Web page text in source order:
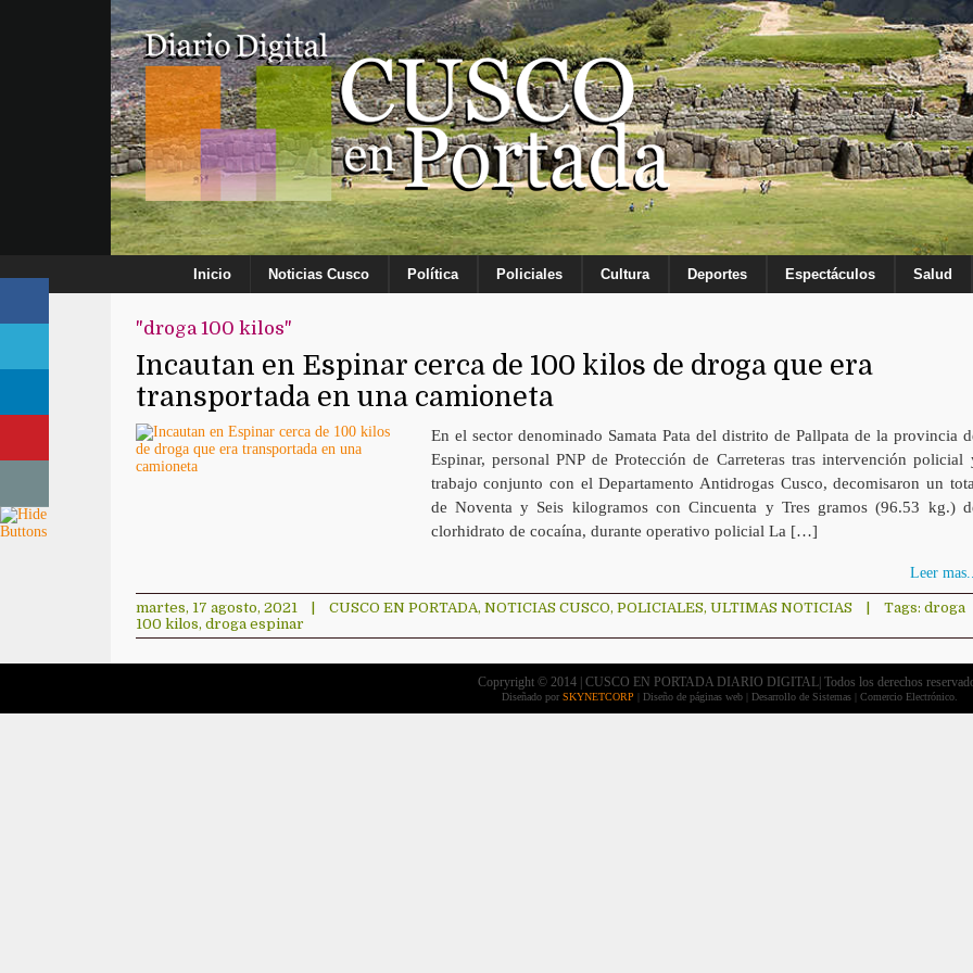
Inicio Noticias Cusco Política Policiales Cultura Deportes Espectáculos Salud
"droga 100 kilos"
Incautan en Espinar cerca de 100 kilos de droga que era
transportada en una camioneta
En el sector denominado Samata Pata del distrito de Pallpata de la provincia
Espinar, personal PNP de Protección de Carreteras tras intervención policial
trabajo conjunto con el Departamento Antidrogas Cusco, decomisaron un
de Noventa y Seis kilogramos con Cincuenta y Tres gramos (96.53 kg.)
clorhidrato de cocaína, durante operativo policial La […]
Leer mas...
martes, 17 agosto, 2021 CUSCO EN PORTADA, NOTICIAS CUSCO, POLICIALES, ULTIMAS NOTICIAS Tags: droga
100 kilos, droga espinar
Copryright © 2014 | CUSCO EN PORTADA DIARIO DIGITAL| Todos los derechos
Diseñado por SKYNETCORP | Diseño de páginas web | Desarrollo de Sistemas | Comercio Electrónico.